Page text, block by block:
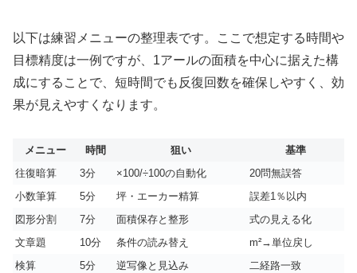
以下は練習メニューの整理表です。ここで想定する時間や
目標精度は一例ですが、1アールの面積を中心に据えた構
成にすることで、短時間でも反復回数を確保しやすく、効
果が見えやすくなります。
メニュー 時間 狙い
基準
往復暗算
3分 ×100/÷100の自動化
20問無誤答
小数筆算
5分 坪・エーカー精算
誤差1％以内
図形分割
7分 面積保存と整形
式の見える化
文章題
10分 条件の読み替え
m²→単位戻し
検算
5分 逆写像と見込み 二経路一致